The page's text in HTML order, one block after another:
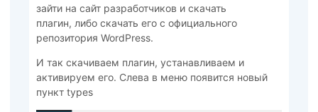
зайти на сайт разработчиков и скачать
плагин, либо скачать его с официального
репозитория WordPress.
И так скачиваем плагин, устанавливаем и
активируем его. Слева в меню появится новый
пункт types